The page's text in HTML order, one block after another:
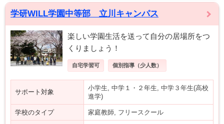
学研WILL学園中等部 立川キャンパス
楽しい学園生活を送って自分の居場所をつ
くりましょう！
自宅学習可 個別指導（少人数）
サポート対象
小学生, 中学１・２年生, 中学３年生(高校
進学)
学校のタイプ 家庭教師, フリースクール